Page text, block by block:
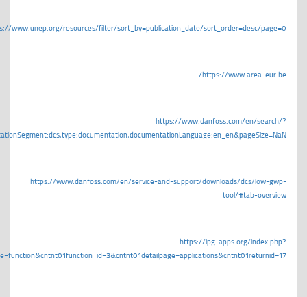
www.unep.org/resources/filter/sort_by=publication_date/sort_order=desc/page=0
https://www.area-eur.be/
https://www.danfoss.com/en/search/?
https://www.danfoss.com/en/service-and-support/downloads/dcs/low-gwp-
tool/#tab-overview
https://lpg-apps.org/index.php?